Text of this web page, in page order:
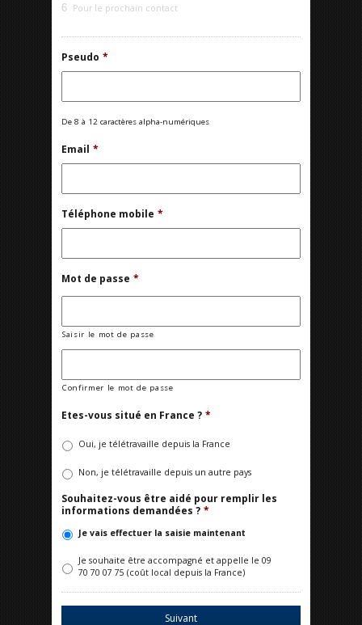
6 Pour le prochain contact
Pseudo *
De 8 à 12 caractères alpha-numériques
Email *
Téléphone mobile *
Mot de passe *
Saisir le mot de passe
Confirmer le mot de passe
Etes-vous situé en France ? *
Oui, je télétravaille depuis la France
Non, je télétravaille depuis un autre pays
Souhaitez-vous être aidé pour remplir les
informations demandées ? *
Je vais effectuer la saisie maintenant
Je souhaite être accompagné et appelle le 09
70 70 07 75 (coût local depuis la France)